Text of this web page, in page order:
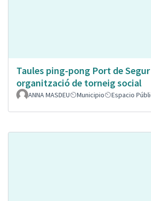
Taules ping-pong Port de
organització de torneig social
ANNA MASDEU Municipio Espacio